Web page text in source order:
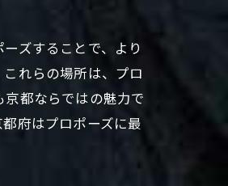
ズすることで、より
れらの場所は、プロ
都ならではの魅力で
府はプロポーズに最